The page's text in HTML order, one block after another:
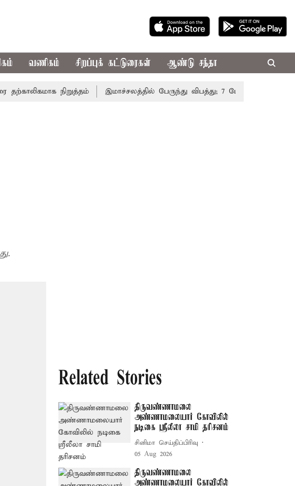
வணிகம் சிறப்புக் கட்டுரைகள் ஆண்டு சந்தா
நிறுத்தம் இமாச்சலத்தில் பேருந்து விபத்து; 7 பேர் பலி - பிரதமர்
Related Stories
திருவண்ணாமலை
அண்ணாமலையார் கோவிலில்
நடிகை ஸ்ரீலீலா சாமி தரிசனம்
சினிமா செய்திப்பிரிவு
05 Aug 2026
திருவண்ணாமலை
அண்ணாமலையார் கோவிலில்